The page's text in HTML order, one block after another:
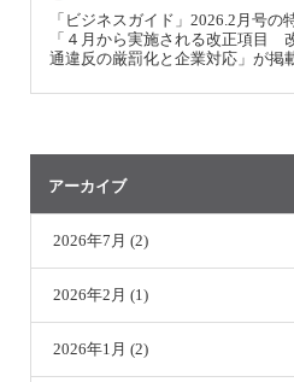
「ビジネスガイド」2026.2月号
「４月から実施される改正項目
通違反の厳罰化と企業対応」が掲
アーカイブ
2026年7月 (2)
2026年2月 (1)
2026年1月 (2)